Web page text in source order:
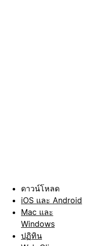
ดาวน์โหลด
iOS และ Android
Mac และ
Windows
ปฏิทิน